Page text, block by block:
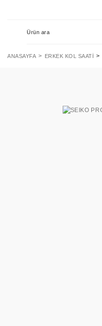
ANASAYFA ERKEK KOL SAATI